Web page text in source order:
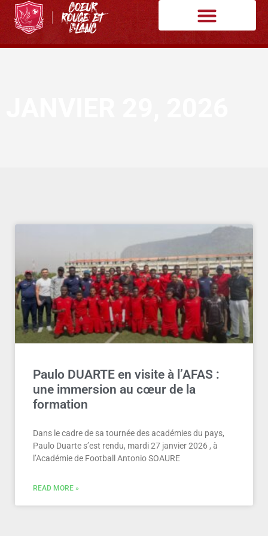
Paulo DUARTE en visite à l’AFAS :
une immersion au cœur de la
formation
Dans le cadre de sa tournée des académies du pays,
Paulo Duarte s’est rendu, mardi 27 janvier 2026 , à
l’Académie de Football Antonio SOAURE
READ MORE »